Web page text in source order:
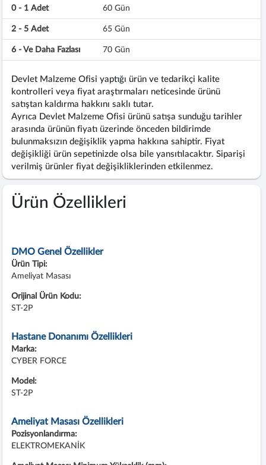
0 - 1 Adet 60 Gün
2 - 5 Adet 65 Gün
6 - Ve Daha Fazlası 70 Gün
Devlet Malzeme Ofisi yaptığı ürün ve tedarikçi kalite
kontrolleri veya fiyat araştırmaları neticesinde ürünü
satıştan kaldırma hakkını saklı tutar.
Ayrıca Devlet Malzeme Ofisi ürünü satışa sunduğu tarihler
arasında ürünün fiyatı üzerinde önceden bildirimde
bulunmaksızın değişiklik yapma hakkına sahiptir. Fiyat
değişikliği ürün sepetinizde olsa bile yansıtılacaktır. Siparişi
verilmiş ürünler fiyat değişikliklerinden etkilenmez.
Ürün Özellikleri
DMO Genel Özellikler
Ürün Tipi:
Ameliyat Masası
Orijinal Ürün Kodu:
ST-2P
Hastane Donanımı Özellikleri
Marka:
CYBER FORCE
Model:
ST-2P
Ameliyat Masası Özellikleri
Pozisyonlandırma:
ELEKTROMEKANİK